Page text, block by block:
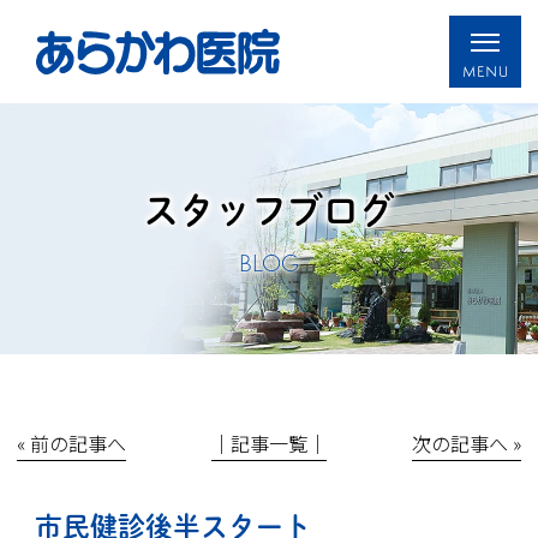
スタッフブログ
BLOG
« 前の記事へ │記事一覧│ 次の記事へ »
市民健診後半スタート